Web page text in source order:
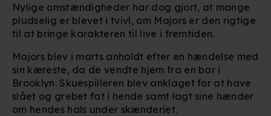
Nylige omstændigheder har dog gjort, at mange
pludselig er blevet i tvivl, om Majors er den rigtige
til at bringe karakteren til live i fremtiden.
Majors blev i marts anholdt efter en hændelse med
sin kæreste, da de vendte hjem fra en bar i
Brooklyn. Skuespilleren blev anklaget for at have
slået og grebet fat i hende samt lagt sine hænder
om hendes hals under skænderiet.